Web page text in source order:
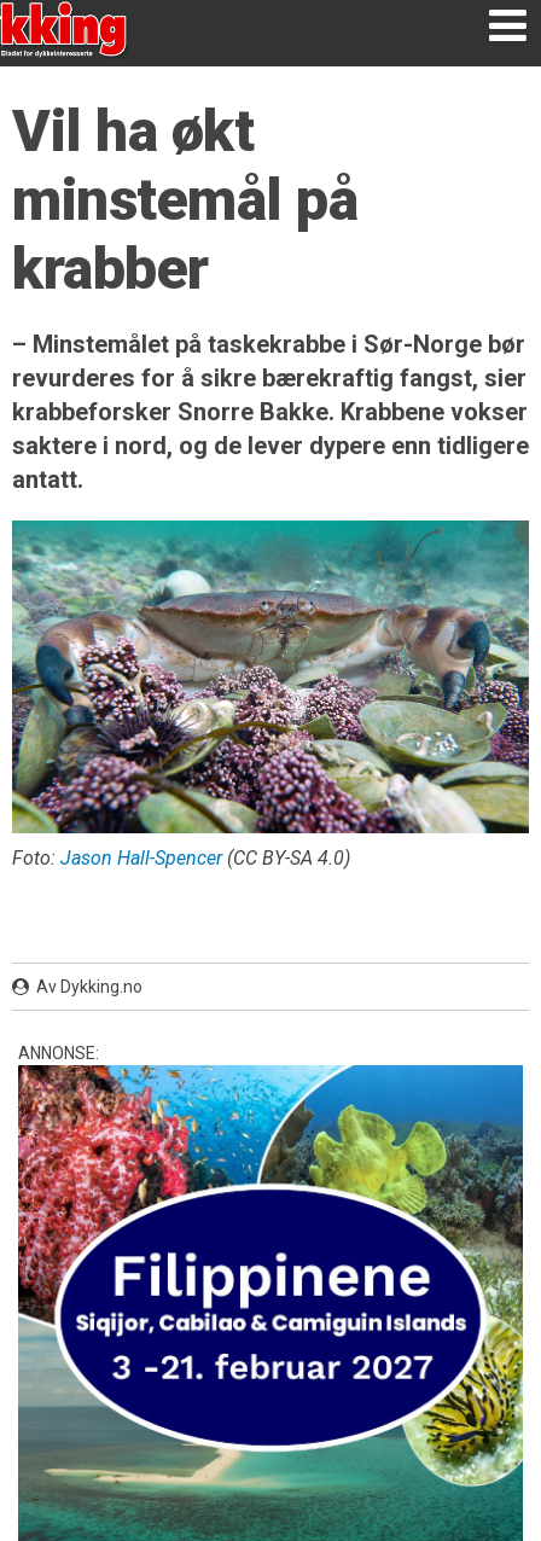
Vil ha økt
minstemål på
krabber
– Minstemålet på taskekrabbe i Sør-Norge bør
revurderes for å sikre bærekraftig fangst, sier
krabbeforsker Snorre Bakke. Krabbene vokser
saktere i nord, og de lever dypere enn tidligere
antatt.
Foto: Jason Hall-Spencer(CC BY-SA 4.0)
Av Dykking.no
ANNONSE: